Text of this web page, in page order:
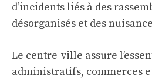
d’incidents liés à des
désorganisés et des
Le centre-ville assure
administratifs, commerces